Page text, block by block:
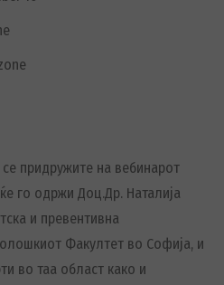
придружите на вебинарот
го одржи Доц.Др. Наталија
и превентивна
Факултет во Софија, и
во таа област како и